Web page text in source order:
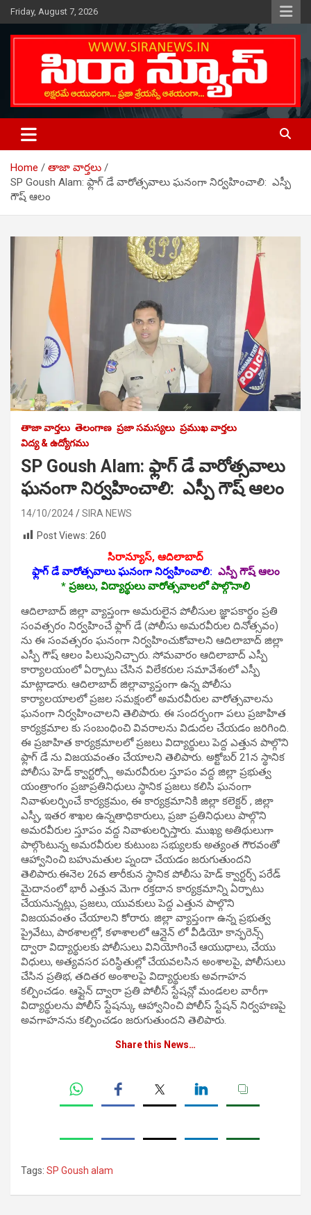
Skip
to
content
Friday, August 7, 2026
SIRA NEWS
Telugu Online News Daily
Home
తాజా వార్తలు
SP Goush Alam: ఫ్లాగ్ డే వారోత్సవాలు ఘనంగా నిర్వహించాలి: ఎస్పీ
గౌష్ ఆలం
తాజా వార్తలు తెలంగాణ ప్రజా సమస్యలు ప్రముఖ వార్తలు
విద్య & ఉద్యోగము
SP Goush Alam: ఫ్లాగ్ డే వారోత్సవాలు
ఘనంగా నిర్వహించాలి: ఎస్పీ గౌష్ ఆలం
14/10/2024
SIRA NEWS
Post Views: 260
సిరాన్యూస్‌, ఆదిలాబాద్‌
ఫ్లాగ్ డే వారోత్సవాలు ఘనంగా నిర్వహించాలి: ఎస్పీ గౌష్ ఆలం
* ప్రజలు, విద్యార్థులు వారోత్సవాలలో పాల్గొనాలి
ఆదిలాబాద్ జిల్లా వ్యాప్తంగా అమరులైన పోలీసుల జ్ఞాపకార్థం ప్రతి
సంవత్సరం నిర్వహించే ఫ్లాగ్ డే (పోలీసు అమరవీరుల దినోత్సవం)
ను ఈ సంవత్సరం ఘనంగా నిర్వహించుకోవాలని ఆదిలాబాద్‌ జిల్లా
ఎస్పీ గౌష్ ఆలం పిలుపునిచ్చారు. సోమ‌వారం ఆదిలాబాద్‌ ఎస్పీ
కార్యాలయంలో ఏర్పాటు చేసిన విలేక‌రుల స‌మావేశంలో ఎస్పీ
మాట్లాడారు. ఆదిలాబాద్ జిల్లావ్యాప్తంగా ఉన్న పోలీసు
కార్యాలయాలలో ప్రజల సమక్షంలో అమరవీరుల వారోత్సవాలను
ఘనంగా నిర్వహించాలని తెలిపారు. ఈ సందర్భంగా పలు ప్రజాహిత
కార్యక్రమాల కు సంబంధించి వివరాలను విడుదల చేయడం జరిగింది.
ఈ ప్రజాహిత కార్యక్రమాలలో ప్రజలు విద్యార్థులు పెద్ద ఎత్తున పాల్గొని
ఫ్లాగ్ డే ను విజయవంతం చేయాలని తెలిపారు. అక్టోబర్ 21న స్థానిక
పోలీసు హెడ్ క్వార్టర్స్లో అమరవీరుల స్తూపం వద్ద జిల్లా ప్రభుత్వ
యంత్రాంగం ప్రజాప్రతినిధులు స్థానిక ప్రజలు కలిసి ఘనంగా
నివాళులర్పించే కార్యక్రమం, ఈ కార్యక్రమానికి జిల్లా కలెక్టర్ , జిల్లా
ఎస్పీ, ఇతర శాఖల ఉన్నతాధికారులు, ప్రజా ప్రతినిధులు పాల్గొని
అమరవీరుల స్తూపం వద్ద నివాళులర్పిస్తారు. ముఖ్య అతిథులుగా
పాల్గొంటున్న అమరవీరుల కుటుంబ సభ్యులకు అత్యంత గౌరవంతో
ఆహ్వానించి బహుమతుల ప్నందా చేయడం జరుగుతుంద‌ని
తెలిపారు.ఈనెల 26వ తారీకున స్థానిక పోలీసు హెడ్ క్వార్టర్స్ పరేడ్
మైదానంలో భారీ ఎత్తున మెగా రక్తదాన కార్యక్రమాన్ని ఏర్పాటు
చేయనున్నట్లు, ప్రజలు, యువకులు పెద్ద ఎత్తున పాల్గొని
విజయవంతం చేయాలని కోరారు. జిల్లా వ్యాప్తంగా ఉన్న ప్రభుత్వ
ప్రైవేటు, పాఠశాలల్లో, కళాశాలలో ఆన్లైన్ లో వీడియో కాన్ఫరెన్స్
ద్వారా విద్యార్థులకు పోలీసులు వినియోగించే ఆయుధాలు, చేయు
విధులు, అత్యవసర పరిస్థితుల్లో చేయవలసిన అంశాలపై, పోలీసులు
చేసిన ప్రతిభ, తదితర అంశాలపై విద్యార్థులకు అవగాహన
కల్పించడం. ఆఫ్లైన్ ద్వారా ప్రతి పోలీస్ స్టేషన్లో మండలల వారీగా
విద్యార్థులను పోలీస్ స్టేషన్కు ఆహ్వానించి పోలీస్ స్టేషన్ నిర్వహణపై
అవగాహనను కల్పించడం జరుగుతుంద‌ని తెలిపారు.
Share this News…
Tags: SP Goush alam